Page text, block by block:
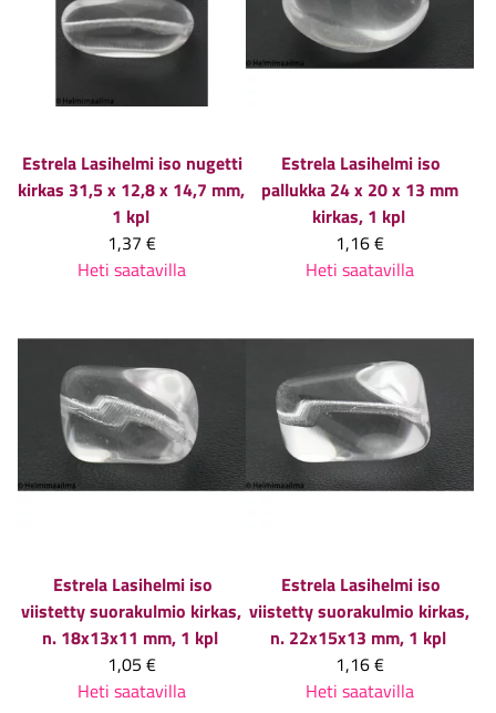
Estrela Lasihelmi iso nugetti
kirkas 31,5 x 12,8 x 14,7 mm,
1 kpl
1,37 €
Heti saatavilla
Estrela Lasihelmi iso
pallukka 24 x 20 x 13 mm
kirkas, 1 kpl
1,16 €
Heti saatavilla
Estrela Lasihelmi iso
viistetty suorakulmio kirkas,
n. 18x13x11 mm, 1 kpl
1,05 €
Heti saatavilla
Estrela Lasihelmi iso
viistetty suorakulmio kirkas,
n. 22x15x13 mm, 1 kpl
1,16 €
Heti saatavilla